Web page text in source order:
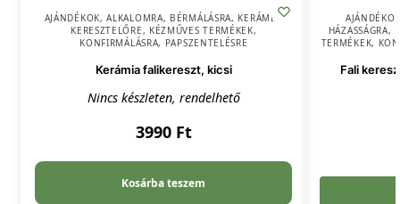
AJÁNDÉKOK,ALKALOMRA, BÉRMÁLÁSRA, KERÁMIA,
KERESZTELŐRE, KÉZMŰVES TERMÉKEK,
KONFIRMÁLÁSRA, PAPSZENTELÉSRE
Kerámia falikereszt, kicsi
Nincs készleten, rendelhető
3990 Ft
Kosárba teszem
HÁZASSÁGRA,
TERMÉKEK,
Fali